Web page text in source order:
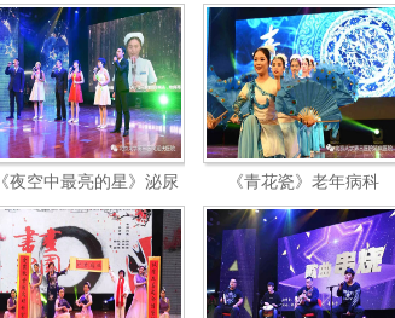
合唱队
《夜空中最亮的星》泌尿
外科
《青花瓷》老年病科